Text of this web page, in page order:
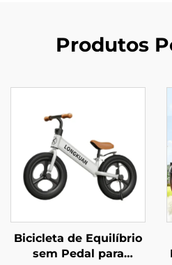
Produtos
Bicicleta de Equilíbrio
sem Pedal para